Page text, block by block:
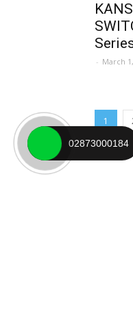
- March
1
02873000184